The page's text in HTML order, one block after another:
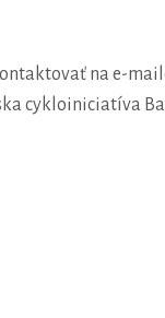
na e-
cykloiniciatíva